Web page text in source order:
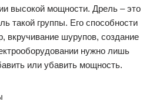
высокой мощности. Дрель – это
такой группы. Его способности
вкручивание шурупов, создание
нужно лишь
или убавить мощность.